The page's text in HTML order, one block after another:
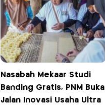
Nasabah Mekaar Studi
Banding Gratis, PNM Buka
Jalan Inovasi Usaha Ultra